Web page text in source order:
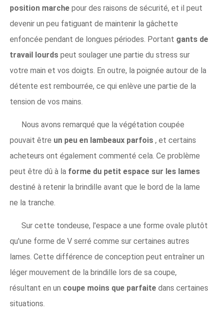
position marche pour des raisons de sécurité, et il peut
devenir un peu fatiguant de maintenir la gâchette
enfoncée pendant de longues périodes. Portant gants de
travail lourds peut soulager une partie du stress sur
votre main et vos doigts. En outre, la poignée autour de la
détente est rembourrée, ce qui enlève une partie de la
tension de vos mains.
Nous avons remarqué que la végétation coupée
pouvait être un peu en lambeaux parfois , et certains
acheteurs ont également commenté cela. Ce problème
peut être dû à la forme du petit espace sur les lames
destiné à retenir la brindille avant que le bord de la lame
ne la tranche.
Sur cette tondeuse, l'espace a une forme ovale plutôt
qu'une forme de V serré comme sur certaines autres
lames. Cette différence de conception peut entraîner un
léger mouvement de la brindille lors de sa coupe,
résultant en un coupe moins que parfaite dans certaines
situations.